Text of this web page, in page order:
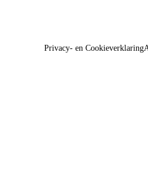
Privacy- en Cookieverklaring